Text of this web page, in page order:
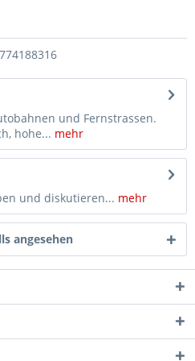
und Fernstrassen.
hohe... mehr
und diskutieren... mehr
angesehen